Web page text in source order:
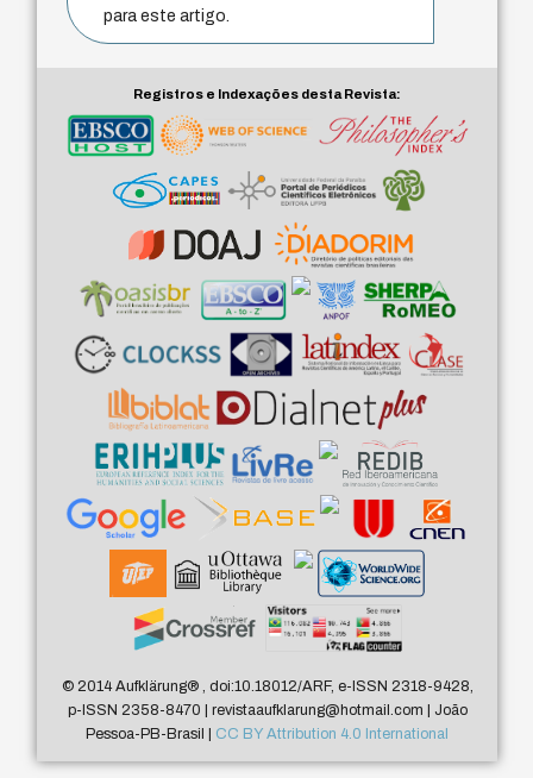
para este artigo.
Registros e Indexações desta Revista:
© 2014 Aufklärung®, doi:10.18012/ARF, e-ISSN 2318-9428,
p-ISSN 2358-8470 | revistaaufklarung@hotmail.com | João
Pessoa-PB-Brasil | CC BY Attribution 4.0 International